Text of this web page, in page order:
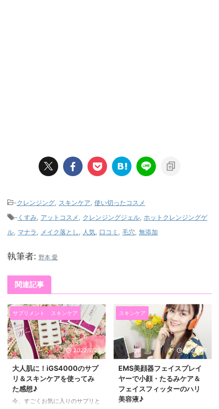
-クレンジング, スキンケア, 使い切ったコスメ
- くすみ, アットコスメ, クレンジングジェル, ホットクレンジングゲ
ル, マナラ, メイク落とし, 人気, 口コミ , 毛穴, 無添加
執筆者: 野本 愛
関連記事
サプリメント スキンケア
2022/7/25
大人肌に！iGS4000のサプ
リ＆スキンケアを使ってみ
た感想♪
今、すごくお気に入りのサプリと
スキンケア
2021/4/7
EMS美顔器フェイスプレイ
ヤーで小顔・たるみケア＆
フェイスフィッターのハリ
美容液♪